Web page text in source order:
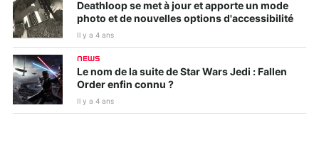
Deathloop se met à jour et apporte un mode
photo et de nouvelles options d'accessibilité
Il y a 4 ans
NEWS
Le nom de la suite de Star Wars Jedi : Fallen
Order enfin connu ?
Il y a 4 ans